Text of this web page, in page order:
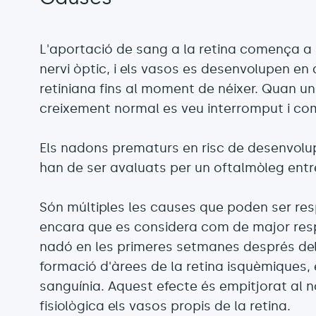
L'aportació de sang a la retina comença
nervi òptic, i els vasos es desenvolupen
retiniana fins al moment de néixer. Quan
creixement normal es veu interromput i
Els nadons prematurs en risc de
han de ser avaluats per un oftalmòleg
Són múltiples les causes que poden ser
encara que es considera com de major
nadó en les primeres setmanes després
formació d'àrees de la retina
sanguínia. Aquest efecte és empitjorat al
fisiològica els vasos propis de la retina.